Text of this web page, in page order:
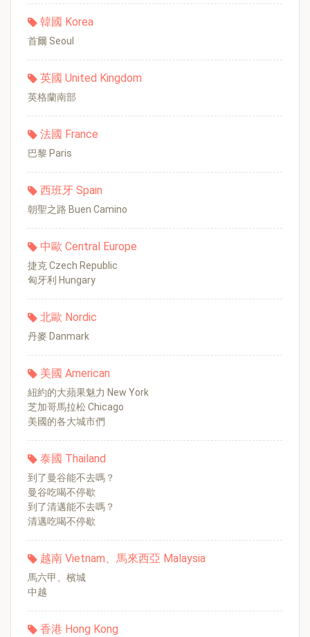
韓國 Korea
首爾 Seoul
英國 United Kingdom
英格蘭南部
法國 France
巴黎 Paris
西班牙 Spain
朝聖之路 Buen Camino
中歐 Central Europe
捷克 Czech Republic
匈牙利 Hungary
北歐 Nordic
丹麥 Danmark
美國 American
紐約的大蘋果魅力 New York
芝加哥馬拉松 Chicago
美國的各大城市們
泰國 Thailand
到了曼谷能不去嗎？
曼谷吃喝不停歇
到了清邁能不去嗎？
清邁吃喝不停歇
越南 Vietnam、馬來西亞 Malaysia
馬六甲、檳城
中越
香港 Hong Kong